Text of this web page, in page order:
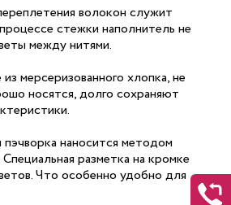
волокон служит
стежки наполнитель не
между нитями.
мерсеризованного хлопка, не
носятся, долго сохраняют
пэчворка наносится методом
разметка на кромке
Что особенно удобно для